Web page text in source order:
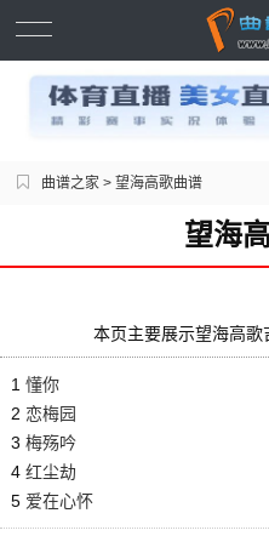
曲谱之家 > 望海高歌曲谱
望海
本页主要展示望海高歌
1 懂你
2 恋梅园
3 梅殇吟
4 红尘劫
5 爱在心怀